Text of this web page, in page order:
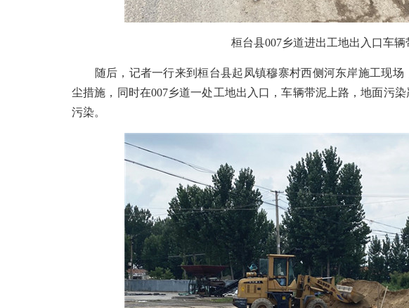
桓台县007乡道进出工地出入口车辆
随后，记者一行来到桓台县起凤镇穆寨村西侧河东岸施工现场
尘措施，同时在007乡道一处工地出入口，车辆带泥上路，地面污
污染。